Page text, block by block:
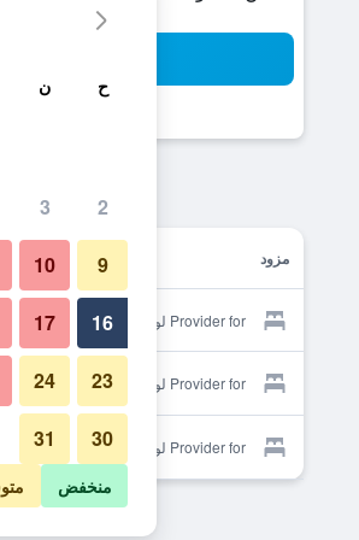
مزود
Provider for لو مولين سانت جين
Provider for لو مولين سانت جين
Provider for لو مولين سانت جين
ح ن
2
3
9
10
16
17
23
24
30
31
منخفض